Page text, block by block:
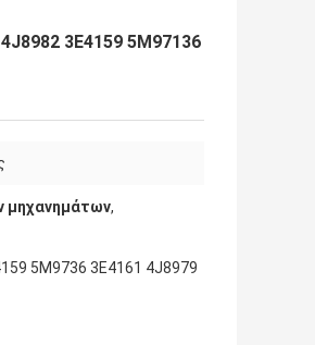
3E4159 5M97136
μηχανημάτων,
5M9736 3E4161 4J8979